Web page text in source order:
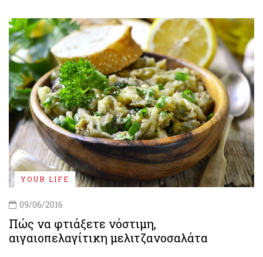
YOUR LIFE
09/06/2016
Πώς να φτιάξετε νόστιμη,
αιγαιοπελαγίτικη μελιτζανοσαλάτα